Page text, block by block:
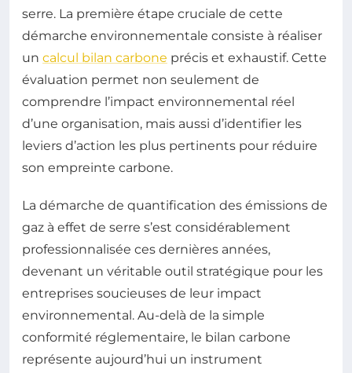
serre. La première étape cruciale de cette
démarche environnementale consiste à réaliser
un calcul bilan carbone précis et exhaustif. Cette
évaluation permet non seulement de
comprendre l’impact environnemental réel
d’une organisation, mais aussi d’identifier les
leviers d’action les plus pertinents pour réduire
son empreinte carbone.
La démarche de quantification des émissions de
gaz à effet de serre s’est considérablement
professionnalisée ces dernières années,
devenant un véritable outil stratégique pour les
entreprises soucieuses de leur impact
environnemental. Au-delà de la simple
conformité réglementaire, le bilan carbone
représente aujourd’hui un instrument